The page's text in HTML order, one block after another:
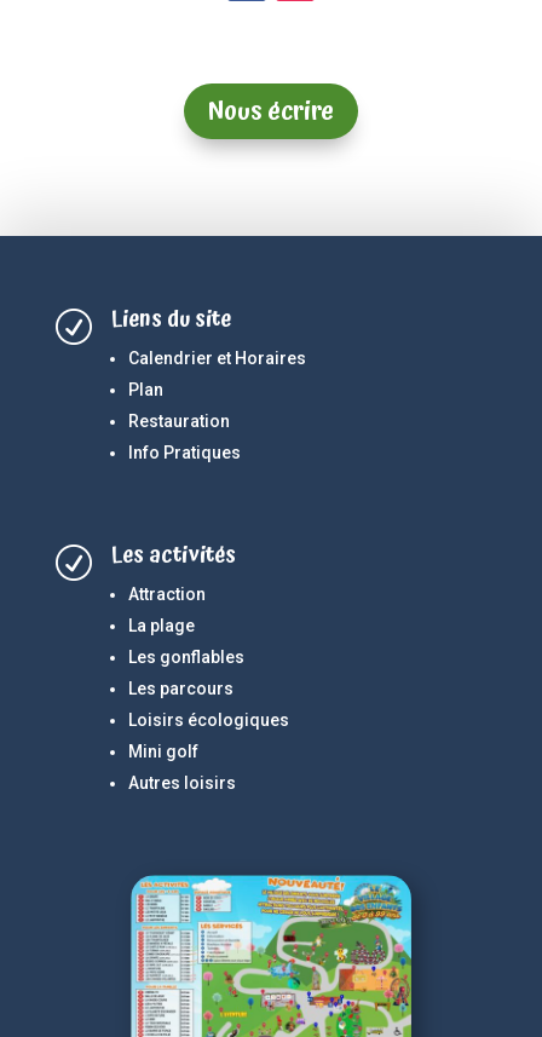
Nous écrire
R Liens du site
Calendrier et Horaires
Plan
Restauration
Info Pratiques
R Les activités
Attraction
La plage
Les gonflables
Les parcours
Loisirs écologiques
Mini golf
Autres loisirs